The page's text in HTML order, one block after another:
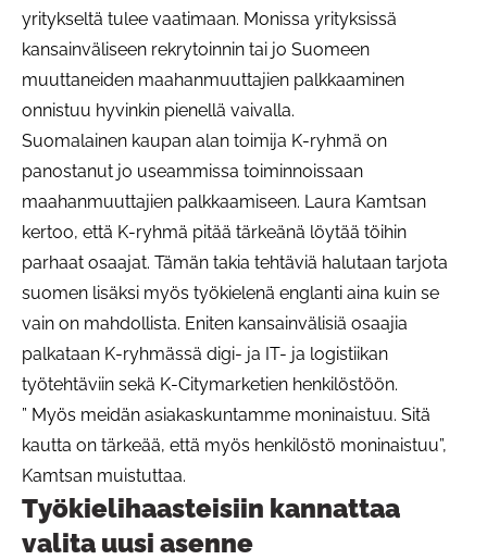
yritykseltä tulee vaatimaan. Monissa yrityksissä
kansainväliseen rekrytoinnin tai jo Suomeen
muuttaneiden maahanmuuttajien palkkaaminen
onnistuu hyvinkin pienellä vaivalla.
Suomalainen kaupan alan toimija K-ryhmä on
panostanut jo useammissa toiminnoissaan
maahanmuuttajien palkkaamiseen. Laura Kamtsan
kertoo, että K-ryhmä pitää tärkeänä löytää töihin
parhaat osaajat. Tämän takia tehtäviä halutaan tarjota
suomen lisäksi myös työkielenä englanti aina kuin se
vain on mahdollista. Eniten kansainvälisiä osaajia
palkataan K-ryhmässä digi- ja IT- ja logistiikan
työtehtäviin sekä K-Citymarketien henkilöstöön.
” Myös meidän asiakaskuntamme moninaistuu. Sitä
kautta on tärkeää, että myös henkilöstö moninaistuu”,
Kamtsan muistuttaa.
Työkielihaasteisiin kannattaa
valita uusi asenne